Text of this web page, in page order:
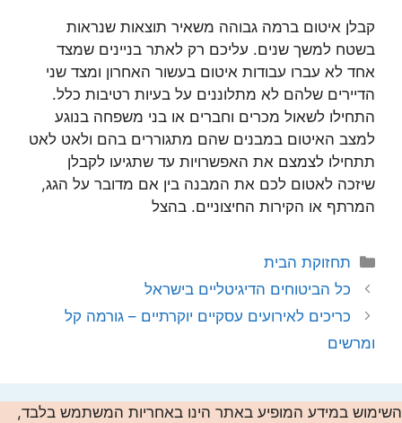
קבלן איטום ברמה גבוהה משאיר תוצאות שנראות
בשטח למשך שנים. עליכם רק לאתר בניינים שמצד
אחד לא עברו עבודות איטום בעשור האחרון ומצד שני
הדיירים שלהם לא מתלוננים על בעיות רטיבות כלל.
התחילו לשאול מכרים וחברים או בני משפחה בנוגע
למצב האיטום במבנים שהם מתגוררים בהם ולאט לאט
תתחילו לצמצם את האפשרויות עד שתגיעו לקבלן
שיזכה לאטום לכם את המבנה בין אם מדובר על הגג,
המרתף או הקירות החיצוניים. בהצל
קטגוריות
תחזוקת הבית
כל הביטוחים הדיגיטליים בישראל
כריכים לאירועים עסקיים יוקרתיים – גורמה קל
ומרשים
השימוש במידע המופיע באתר הינו באחריות המשתמש בלבד,